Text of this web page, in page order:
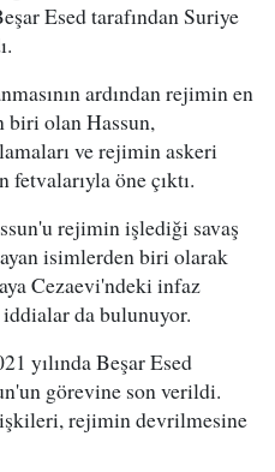
Esed tarafından Suriye
ardından rejimin en
biri olan Hassun,
ve rejimin askeri
fetvalarıyla öne çıktı.
rejimin işlediği savaş
isimlerden biri olarak
Cezaevi'ndeki infaz
iddialar da bulunuyor.
yılında Beşar Esed
görevine son verildi.
rejimin devrilmesine